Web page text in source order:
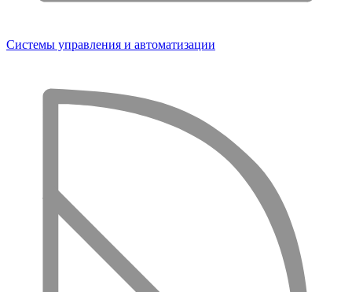
Системы управления и автоматизации